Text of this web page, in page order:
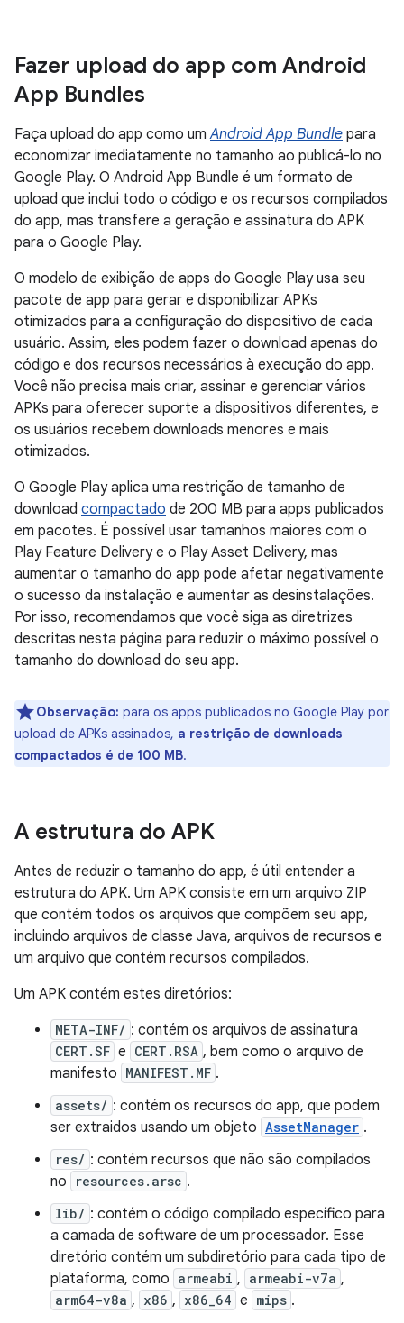
Fazer upload do app com Android
App Bundles
Faça upload do app como umAndroid App Bundle para
economizar imediatamente no tamanho ao publicá-lo no
Google Play. O Android App Bundle é um formato de
upload que inclui todo o código e os recursos compilados
do app, mas transfere a geração e assinatura do APK
para o Google Play.
O modelo de exibição de apps do Google Play usa seu
pacote de app para gerar e disponibilizar APKs
otimizados para a configuração do dispositivo de cada
usuário. Assim, eles podem fazer o download apenas do
código e dos recursos necessários à execução do app.
Você não precisa mais criar, assinar e gerenciar vários
APKs para oferecer suporte a dispositivos diferentes, e
os usuários recebem downloads menores e mais
otimizados.
O Google Play aplica uma restrição de tamanho de
download compactado de 200 MB para apps publicados
em pacotes. É possível usar tamanhos maiores com o
Play Feature Delivery e o Play Asset Delivery, mas
aumentar o tamanho do app pode afetar negativamente
o sucesso da instalação e aumentar as desinstalações.
Por isso, recomendamos que você siga as diretrizes
descritas nesta página para reduzir o máximo possível o
tamanho do download do seu app.
Observação: para os apps publicados no Google Play por
upload de APKs assinados, a restrição de downloads
compactados é de 100 MB.
A estrutura do APK
Antes de reduzir o tamanho do app, é útil entender a
estrutura do APK. Um APK consiste em um arquivo ZIP
que contém todos os arquivos que compõem seu app,
incluindo arquivos de classe Java, arquivos de recursos e
um arquivo que contém recursos compilados.
Um APK contém estes diretórios:
META-INF/ : contém os arquivos de assinatura
CERT.SF e CERT.RSA , bem como o arquivo de
manifesto MANIFEST.MF .
assets/ : contém os recursos do app, que podem
ser extraidos usando um objeto AssetManager .
res/ : contém recursos que não são compilados
no
resources.arsc .
lib/ : contém o código compilado específico para
a camada de software de um processador. Esse
diretório contém um subdiretório para cada tipo de
plataforma, como armeabi , armeabi-v7a ,
arm64-v8a , x86 , x86_64 e mips .